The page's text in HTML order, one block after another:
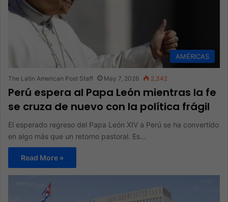
AMÉRICAS
The Latin American Post Staff May 7, 2026 2,342
Perú espera al Papa León mientras la fe
se cruza de nuevo con la política frágil
El esperado regreso del Papa León XIV a Perú se ha convertido
en algo más que un retorno pastoral. Es…
Read More »